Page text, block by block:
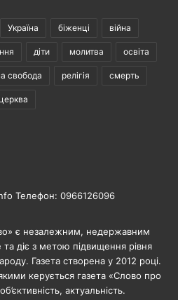
Україна біженці війна
діти молитва освіта
свобода релігія смерть
церква
Телефон: 0966126096
є незалежним, недержавним
діє з метою підвищення рівня
Газета створена у 2012 році.
керується газета «Слово про
актуальність.